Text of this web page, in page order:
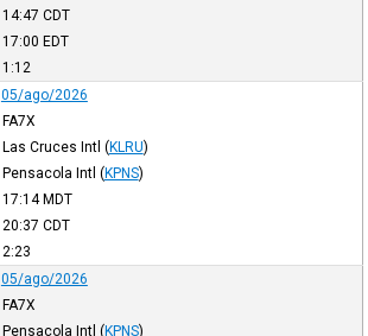
14:47 CDT
17:00 EDT
1:12
05/ago/2026
FA7X
Las Cruces Intl (KLRU)
Pensacola Intl (KPNS)
17:14MDT
20:37 CDT
2:23
05/ago/2026
FA7X
Pensacola Intl (KPNS)